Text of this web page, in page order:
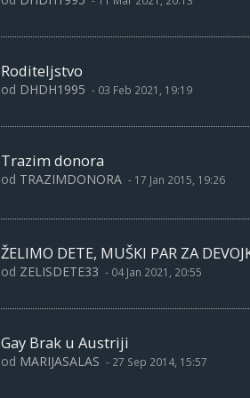
Roditeljstvo
od DHDH1995 - 03 Feb 2021, 19:19
Trazim donora
od TRAZIMDONORA - 17 Jan 2015, 19:26
ŽELIMO DETE, MUŠKI PAR ZA
od ZELISDETE33 - 04 Jan 2021, 20:55
Gay Brak u Austriji
od MARIJASALAS - 27 Sep 2014, 15:57